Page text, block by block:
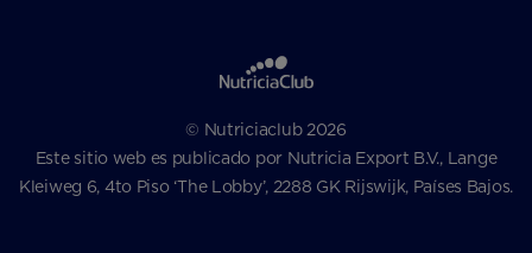
© Nutriciaclub 2026
Este sitio web es publicado por Nutricia Export B.V., Lange
Kleiweg 6, 4to Piso ‘The Lobby’, 2288 GK Rijswijk, Países Bajos.